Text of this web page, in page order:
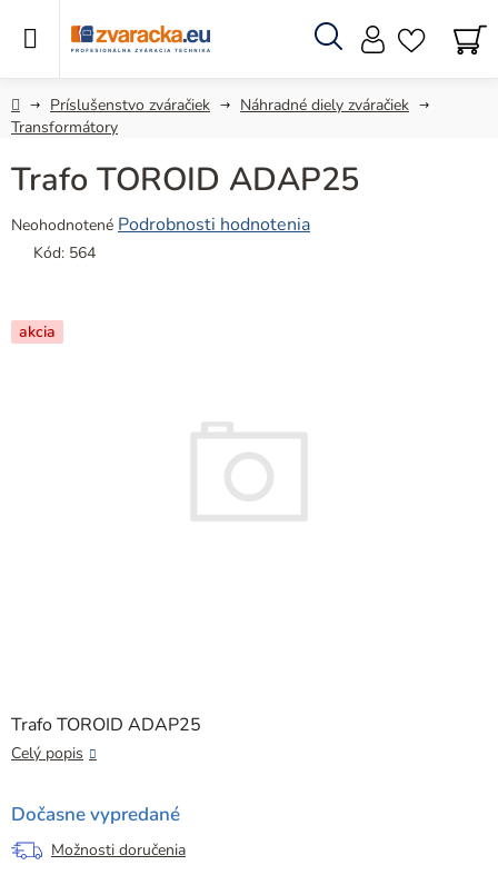
Hľadať
DomovPríslušenstvo zváračiek
Náhradné diely zváračiek
Transformátory
Trafo TOROID ADAP25
Celý popis
Dočasne vypredané
Možnosti doručenia
Trafo TOROID ADAP25
Priemerné
hodnotenie
0,0
z
Neohodnotené Podrobnosti hodnotenia
Kód: 564
akcia